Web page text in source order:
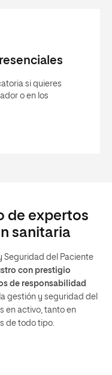
si quieres
o en los
de expertos
sanitaria
Seguridad del Paciente
con prestigio
de responsabilidad
gestión y seguridad del
en activo, tanto en
de todo tipo.